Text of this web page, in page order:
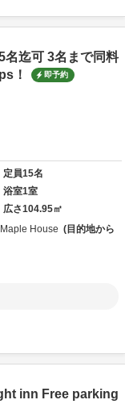
名迄可 3名まで同料
！
即予約
定員15名
浴室1室
広さ104.95㎡
Maple House
目的地から
inn Free parking